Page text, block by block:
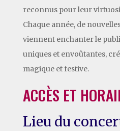
reconnus pour leur
Chaque année, de
viennent enchanter le
uniques et envoûtantes,
magique et festive.
ACCÈS ET
Lieu du